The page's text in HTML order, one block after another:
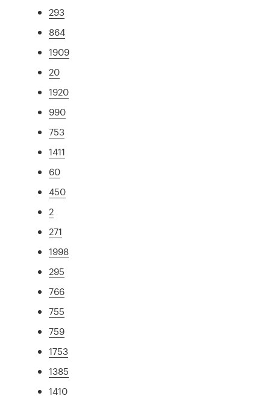
293
864
1909
20
1920
990
753
1411
60
450
2
271
1998
295
766
755
759
1753
1385
1410